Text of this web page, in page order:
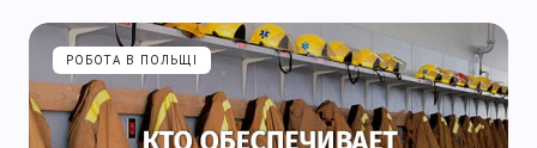
РОБОТА В ПОЛЬЩІ